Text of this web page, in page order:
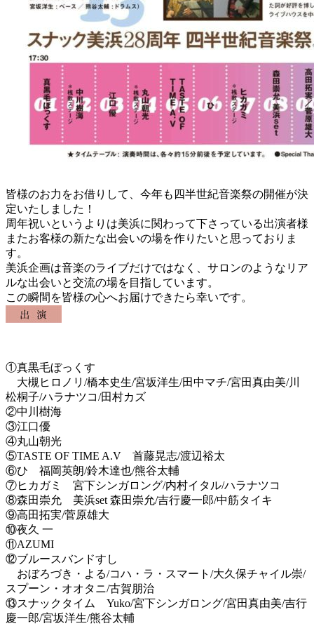
皆様のお力をお借りして、今年も四半世紀音楽祭の開催が決
定いたしました！
周年祝いというよりは美浜に関わって下さっている出演者様
またお客様の新たな出会いの場を作りたいと思っておりま
す。
美浜企画は音楽のライブだけではなく、サロンのようなリア
ルな出会いと交流の場を目指しています。
この瞬間を皆様の心へお届けできたら幸いです。
①真黒毛ぼっくす
大槻ヒロノリ/橋本史生/宮坂洋生/田中マチ/宮田真由美/川
松桐子/ハラナツコ/田村カズ
②中川樹海
③江口優
④丸山朝光
⑤TASTE OF TIME A.V 首藤晃志/渡辺裕太
⑥ひ 福岡英朗/鈴木達也/熊谷太輔
⑦ヒカガミ 宮下シンガロング/内村イタル/ハラナツコ
⑧森田崇允 美浜set 森田崇允/吉行慶一郎/中筋タイキ
⑨高田拓実/菅原雄大
⑩夜久 一
⑪AZUMI
⑫ブルースバンドすし
おぼろづき・よる/コハ・ラ・スマート/大久保チャイル崇/
スプーン・オオタニ/古賀朋治
⑬スナックタイム Yuko/宮下シンガロング/宮田真由美/吉行
慶一郎/宮坂洋生/熊谷太輔